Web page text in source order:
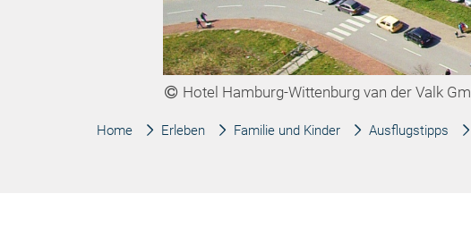
Hotel Hamburg-Wittenburg van der Valk
Home Erleben Familie und Kinder Ausflugstipps